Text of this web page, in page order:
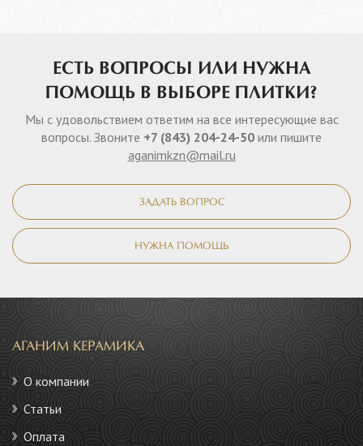
ЕСТЬ ВОПРОСЫ ИЛИ НУЖНА
ПОМОЩЬ В ВЫБОРЕ ПЛИТКИ?
Мы с удовольствием ответим на все интересующие вас
вопросы. Звоните +7 (843) 204-24-50 или пишите
aganimkzn@mail.ru
ЗАДАТЬ ВОПРОС
НУЖНА ПОМОЩЬ
АГАНИМ КЕРАМИКА
О компании
Статьи
Оплата